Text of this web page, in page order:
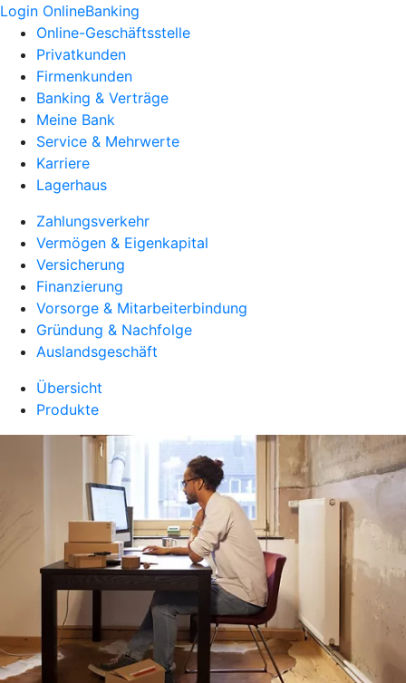
Login OnlineBanking
Online-Geschäftsstelle
Privatkunden
Firmenkunden
Banking & Verträge
Meine Bank
Service & Mehrwerte
Karriere
Lagerhaus
Zahlungsverkehr
Vermögen & Eigenkapital
Versicherung
Finanzierung
Vorsorge & Mitarbeiterbindung
Gründung & Nachfolge
Auslandsgeschäft
Übersicht
Produkte